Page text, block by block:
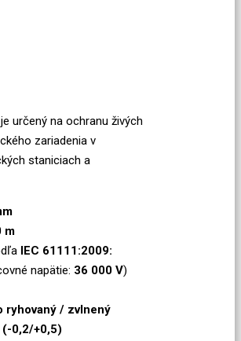
určený na ochranu živých
zariadenia v
staniciach a
m
IEC 61111:2009:
napätie: 36 000 V)
ryhovaný / zvlnený
(-0,2/+0,5)